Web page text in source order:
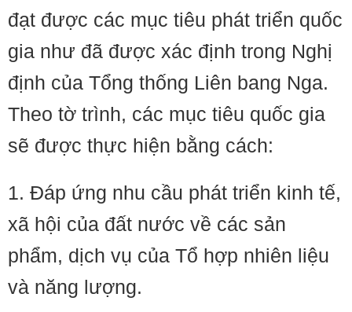
đạt được các mục tiêu phát triển quốc
gia như đã được xác định trong Nghị
định của Tổng thống Liên bang Nga.
Theo tờ trình, các mục tiêu quốc gia
sẽ được thực hiện bằng cách:
1. Đáp ứng nhu cầu phát triển kinh tế,
xã hội của đất nước về các sản
phẩm, dịch vụ của Tổ hợp nhiên liệu
và năng lượng.